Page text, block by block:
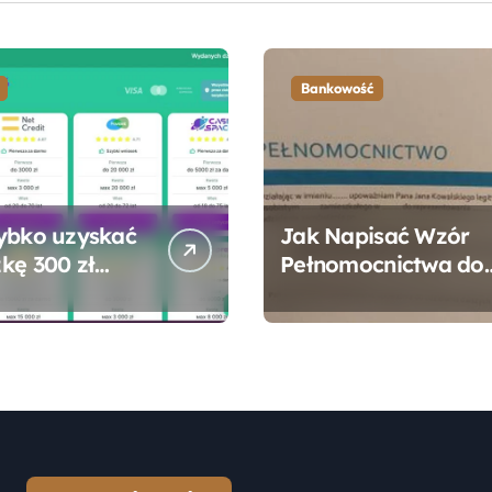
uzyskać
300 zł
Bankowość
Jak Napisać Wzór
Pełnomocnictwa do
Praktyczny